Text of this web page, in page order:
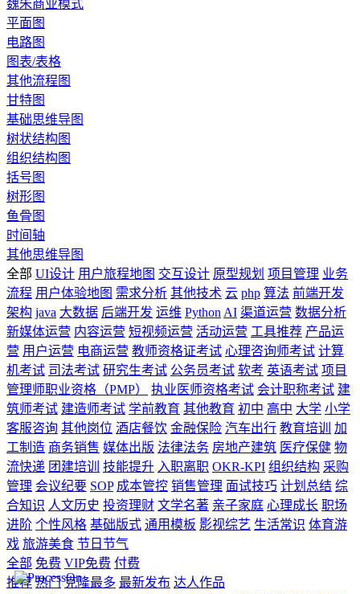
魏朱商业模式
平面图
电路图
图表/表格
其他流程图
甘特图
基础思维导图
树状结构图
组织结构图
括号图
树形图
鱼骨图
时间轴
其他思维导图
全部 UI设计 用户旅程地图 交互设计 原型规划 项目管理 业务
流程 用户体验地图 需求分析 其他技术 云 php 算法 前端开发
架构 java 大数据 后端开发 运维 Python AI 渠道运营 数据分析
新媒体运营 内容运营 短视频运营 活动运营 工具推荐 产品运
营 用户运营 电商运营 教师资格证考试 心理咨询师考试 计算
机考试 司法考试 研究生考试 公务员考试 软考 英语考试 项目
管理师职业资格（PMP）
执业医师资格考试 会计职称考试 建
筑师考试 建造师考试 学前教育 其他教育 初中 高中 大学 小学
客服咨询 其他岗位 酒店餐饮 金融保险 汽车出行 教育培训
加
工制造 商务销售 媒体出版 法律法务 房地产建筑 医疗保健 物
流快递 团建培训 技能提升 入职离职 OKR-KPI 组织结构 采购
管理 会议纪要 SOP 成本管控 销售管理 面试技巧 计划总结 综
合知识 人文历史 投资理财 文学名著 亲子家庭 心理成长 职场
进阶 个性风格 基础版式 通用模板 影视综艺 生活常识 体育游
戏 旅游美食 节日节气
全部 免费 VIP免费 付费
推荐 热门 克隆最多 最新发布 达人作品